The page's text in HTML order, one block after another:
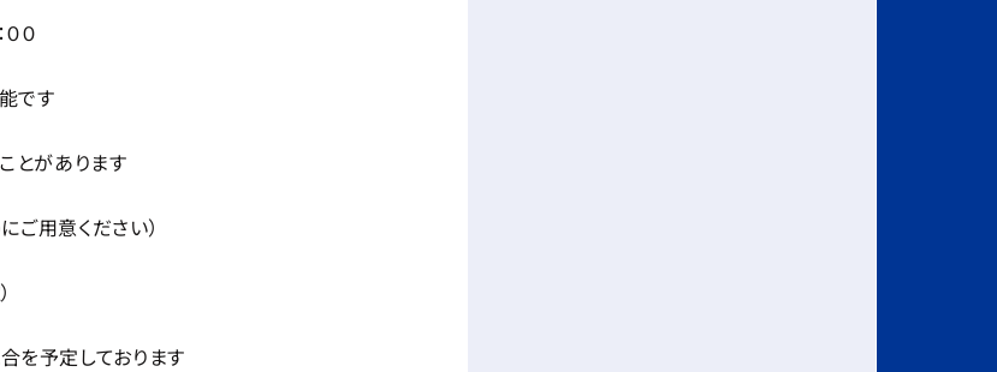
０
です
とがあります
ご用意ください）
を予定しております